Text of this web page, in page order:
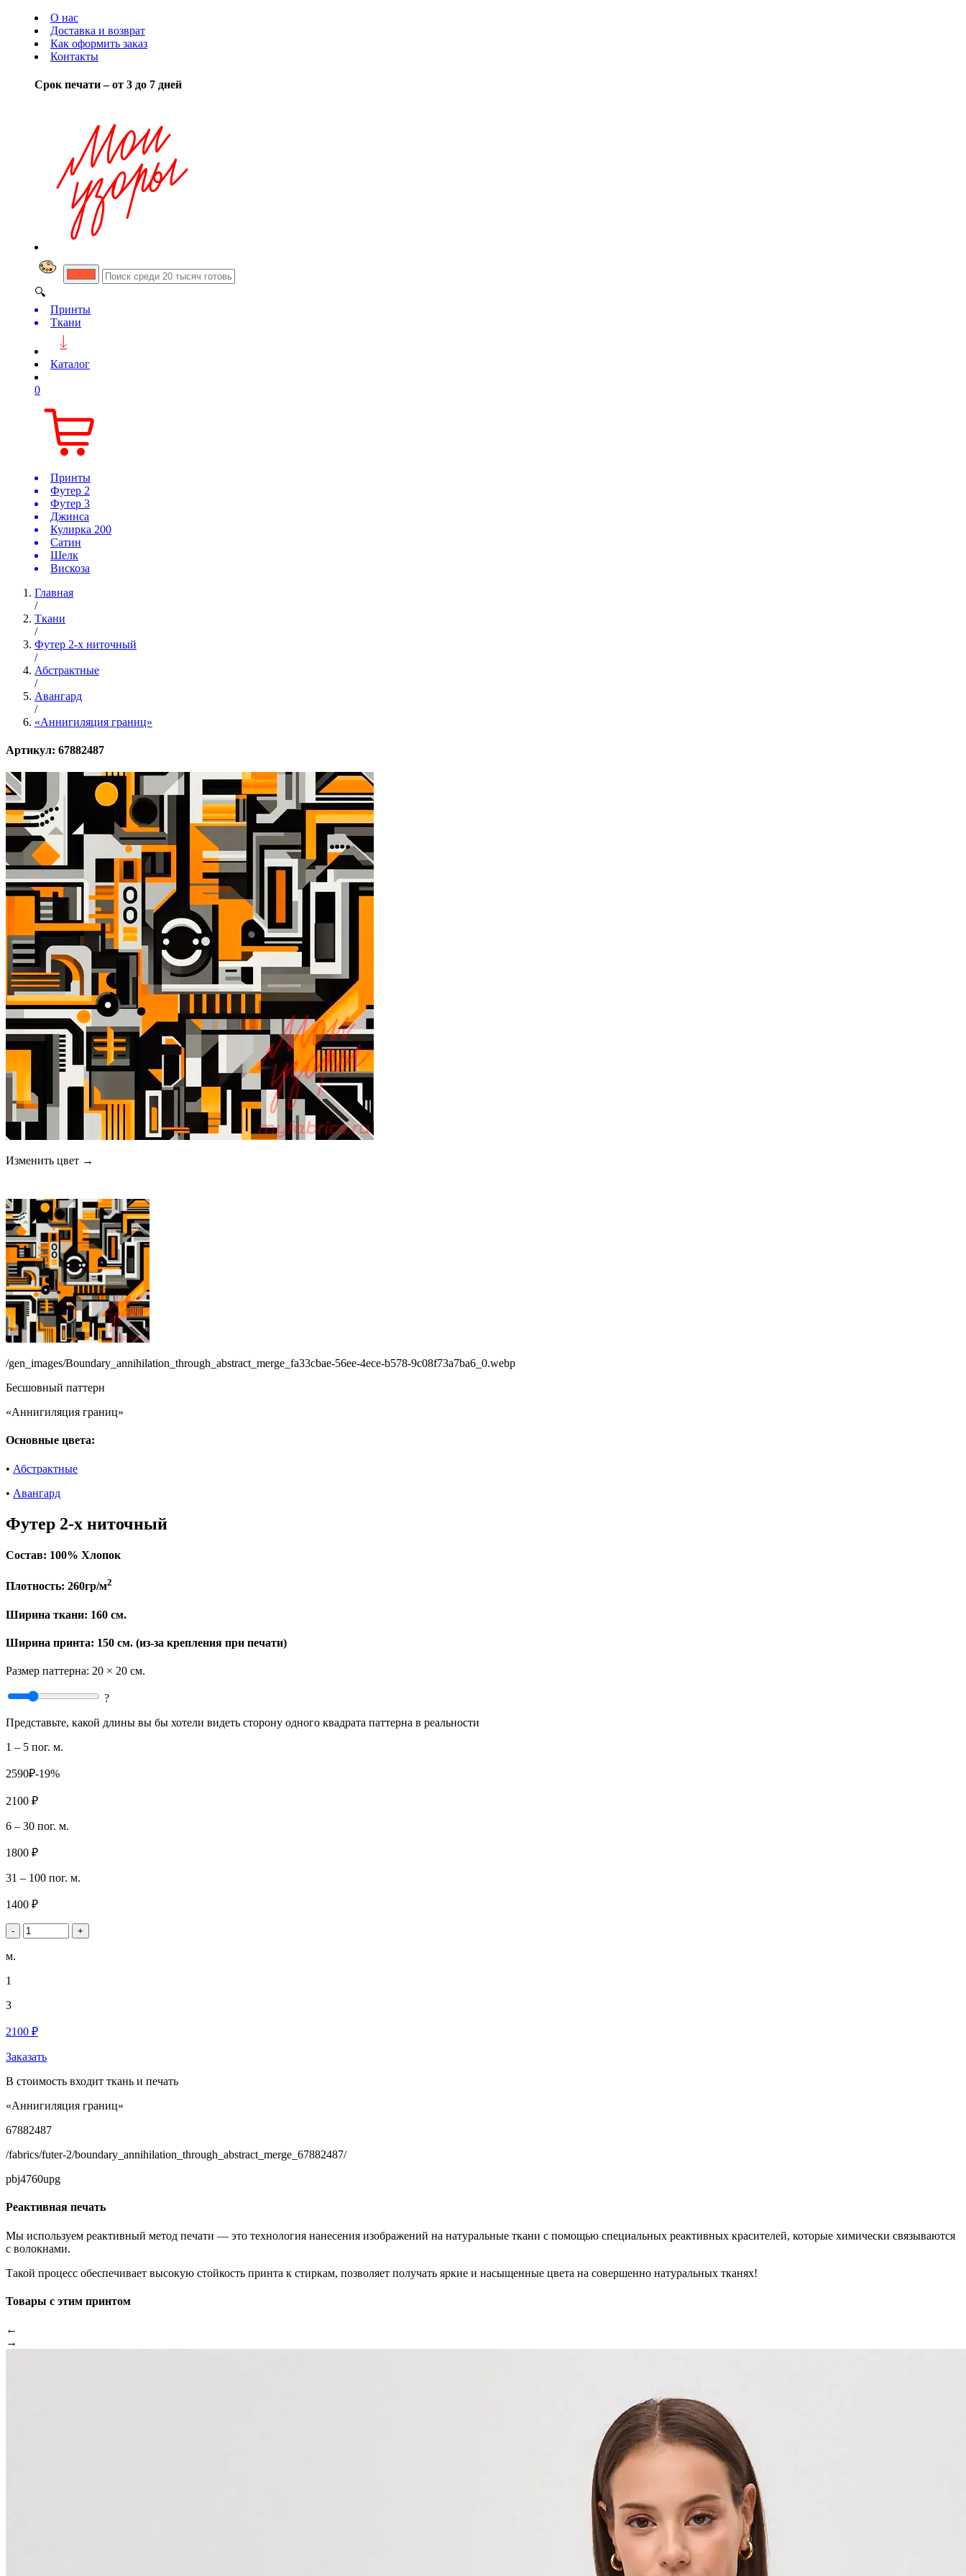
О нас
Доставка и возврат
Как оформить заказ
Контакты
Срок печати – от 3 до 7 дней
🔍
Принты
Ткани
Каталог
0
Принты
Футер 2
Футер 3
Джинса
Кулирка 200
Сатин
Шелк
Вискоза
Главная
/
Ткани
/
Футер 2-х ниточный
/
Абстрактные
/
Авангард
/
«Аннигиляция границ»
Артикул: 67882487
Изменить цвет →
/gen_images/Boundary_annihilation_through_abstract_merge_fa33cbae-56ee-4ece-b578-9c08f73a7ba6_0.webp
Бесшовный паттерн
«Аннигиляция границ»
Основные цвета:
• Абстрактные
• Авангард
Футер 2-х ниточный
Состав: 100% Хлопок
Плотность: 260гр/м2
Ширина ткани: 160 см.
Ширина принта: 150 см. (из-за крепления при печати)
Размер паттерна: 20 × 20 см.
?
Представьте, какой длины вы бы хотели видеть сторону одного квадрата паттерна в реальности
1 – 5 пог. м.
2590₽-19%
2100 ₽
6 – 30 пог. м.
1800 ₽
31 – 100 пог. м.
1400 ₽
- +
м.
1
3
2100 ₽
Заказать
В стоимость входит ткань и печать
«Аннигиляция границ»
67882487
/fabrics/futer-2/boundary_annihilation_through_abstract_merge_67882487/
pbj4760upg
Реактивная печать
Мы используем реактивный метод печати — это технология нанесения изображений на натуральные ткани с помощью специальных реактивных красителей, которые химически связываются
с волокнами.
Такой процесс обеспечивает высокую стойкость принта к стиркам, позволяет получать яркие и насыщенные цвета на совершенно натуральных тканях!
Товары с этим принтом
←
→